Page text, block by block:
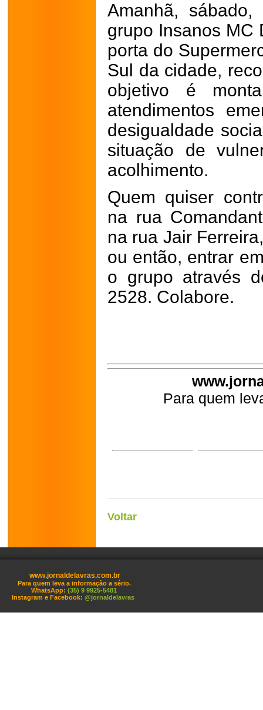
Amanhã,
grupo Insanos MC
porta do
Sul da cidade,
objetivo é
atendimentos
desigualdade
situação de
acolhimento.
Quem quiser
na rua
na rua Jair
ou então, entrar
o grupo através
2528. Colabore.
Para quem
Voltar
www.jornaldelavras.com.br
Para quem leva a informação a sério.
WhatsApp: (35) 9 9925-5481
Instagram e Facebook: @jornaldelavras